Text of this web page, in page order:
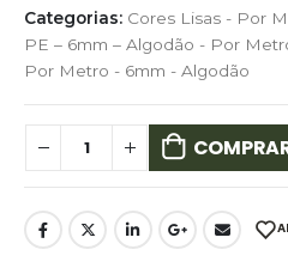
Categorias: Cores Lisas - Por
PE – 6mm – Algodão - Por
Por Metro - 6mm - Algodão